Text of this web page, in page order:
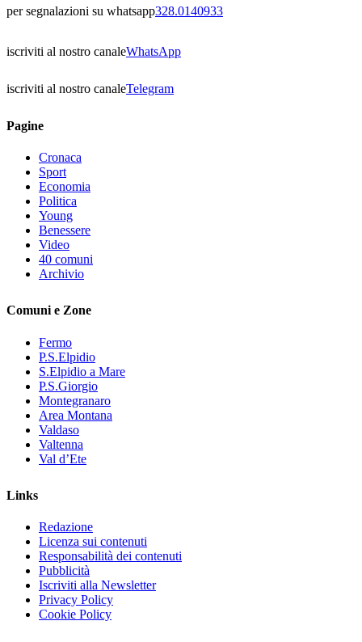
per segnalazioni su whatsapp328.0140933
iscriviti al nostro canaleWhatsApp
iscriviti al nostro canaleTelegram
Pagine
Cronaca
Sport
Economia
Politica
Young
Benessere
Video
40 comuni
Archivio
Comuni e Zone
Fermo
P.S.Elpidio
S.Elpidio a Mare
P.S.Giorgio
Montegranaro
Area Montana
Valdaso
Valtenna
Val d’Ete
Links
Redazione
Licenza sui contenuti
Responsabilità dei contenuti
Pubblicità
Iscriviti alla Newsletter
Privacy Policy
Cookie Policy